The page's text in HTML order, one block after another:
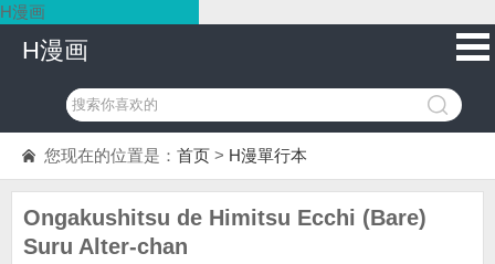
H漫画
H漫画
您现在的位置是： 首页 > H漫單行本
Ongakushitsu de Himitsu Ecchi (Bare)
Suru Alter-chan